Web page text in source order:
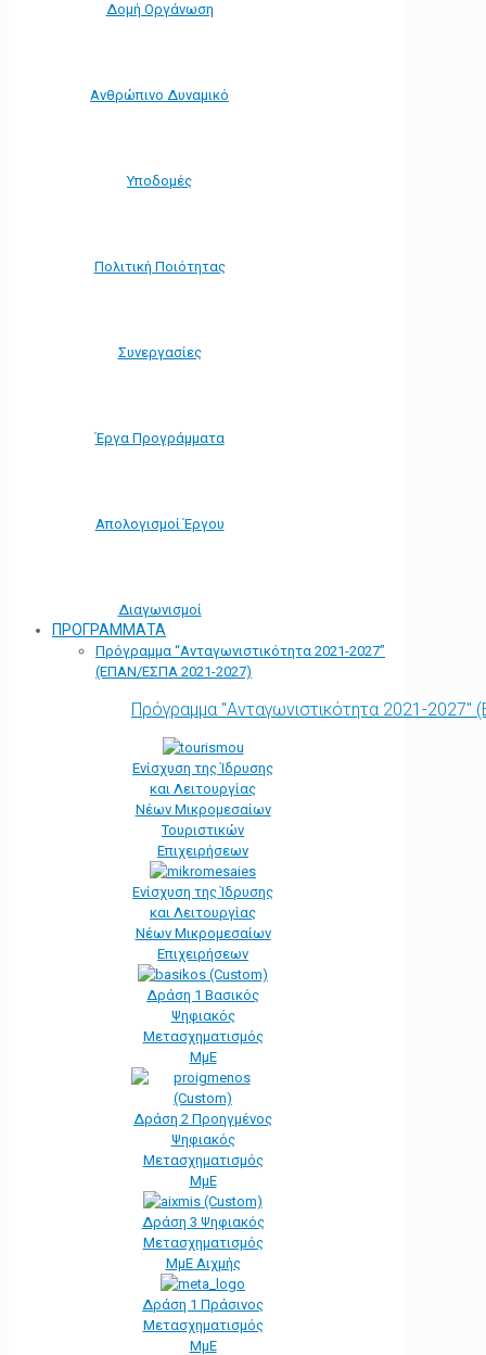
Δομή Οργάνωση
Ανθρώπινο Δυναμικό
Υποδομές
Πολιτική Ποιότητας
Συνεργασίες
Έργα Προγράμματα
Απολογισμοί Έργου
Διαγωνισμοί
ΠΡΟΓΡΑΜΜΑΤΑ
Πρόγραμμα “Ανταγωνιστικότητα 2021-2027”
(ΕΠΑΝ/ΕΣΠΑ 2021-2027)
Πρόγραμμα "Ανταγωνιστικότητα 2021-
Ενίσχυση της Ίδρυσης
και Λειτουργίας
Νέων Μικρομεσαίων
Τουριστικών
Επιχειρήσεων
Ενίσχυση της Ίδρυσης
και Λειτουργίας
Νέων Μικρομεσαίων
Επιχειρήσεων
Δράση 1 Βασικός
Ψηφιακός
Μετασχηματισμός
ΜμΕ
Δράση 2 Προηγμένος
Ψηφιακός
Μετασχηματισμός
ΜμΕ
Δράση 3 Ψηφιακός
Μετασχηματισμός
ΜμΕ Αιχμής
Δράση 1 Πράσινος
Μετασχηματισμός
ΜμΕ